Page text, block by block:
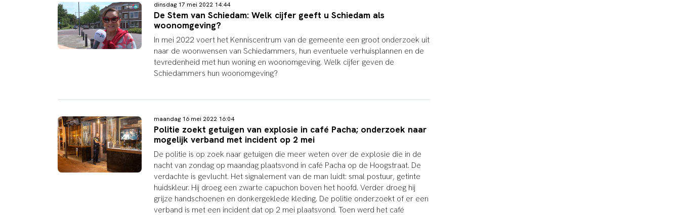
dinsdag 17 mei 2022 14:44
De Stem van Schiedam: Welk cijfer geeft u Schiedam als
woonomgeving?
In mei 2022 voert het Kenniscentrum van de gemeente een groot onderzoek uit
naar de woonwensen van Schiedammers, hun eventuele verhuisplannen en de
tevredenheid met hun woning en woonomgeving. Welk cijfer geven de
Schiedammers hun woonomgeving?
maandag 16 mei 2022 16:04
Politie zoekt getuigen van explosie in café Pacha; onderzoek naar
mogelijk verband met incident op 2 mei
De politie is op zoek naar getuigen die meer weten over de explosie die in de
nacht van zondag op maandag plaatsvond in café Pacha op de Hoogstraat. De
verdachte is gevlucht. Het signalement van de man luidt: smal postuur, getinte
huidskleur. Hij droeg een zwarte capuchon boven het hoofd. Verder droeg hij
grijze handschoenen en donkergeklede kleding. De politie onderzoekt of er een
verband is met een incident dat op 2 mei plaatsvond. Toen werd het café